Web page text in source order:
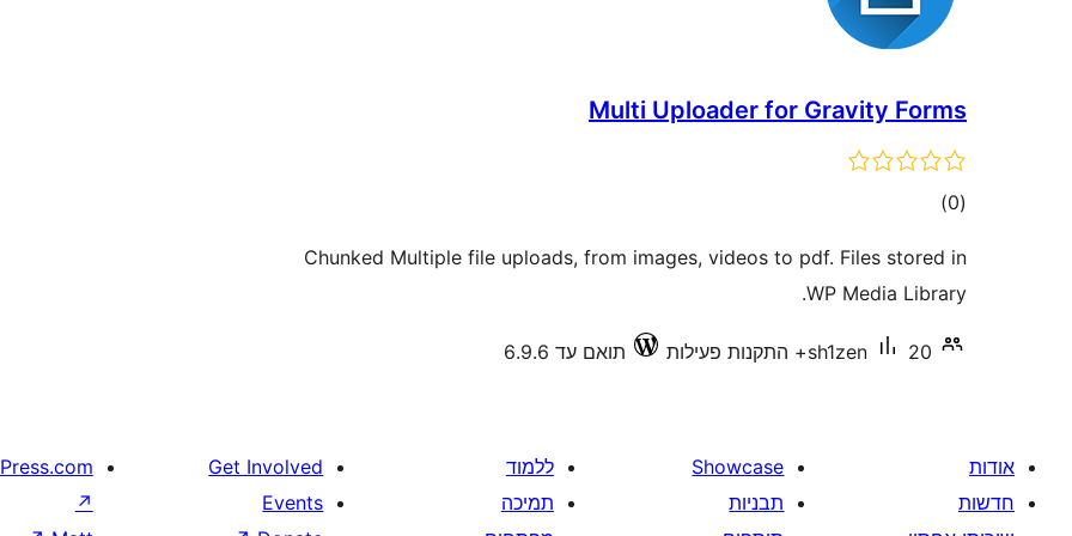
Multi Uploader for Gravity Forms
(0 דרוגים)
Chunked Multiple file uploads, from images, videos to pdf. Files stored in
WP Media Library.
sh1zen 20+ התקנות פעילות תואם עד 6.9.6
אודות
חדשות
Showcase
תבניות
ללמוד
תמיכה
Get Involved
Events
↗